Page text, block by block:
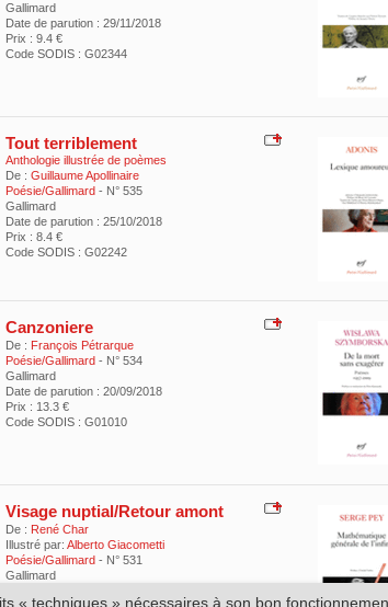
Gallimard
Date de parution : 29/11/2018
Prix : 9.4 €
Code SODIS : G02344
Tout terriblement
Anthologie illustrée de poèmes
De : Guillaume Apollinaire
Poésie/Gallimard - N° 535
Gallimard
Date de parution : 25/10/2018
Prix : 8.4 €
Code SODIS : G02242
Canzoniere
De : François Pétrarque
Poésie/Gallimard - N° 534
Gallimard
Date de parution : 20/09/2018
Prix : 13.3 €
Code SODIS : G01010
Visage nuptial/Retour amont
De : René Char
Illustré par: Alberto Giacometti
Poésie/Gallimard - N° 531
Gallimard
« techniques » nécessaires à son bon